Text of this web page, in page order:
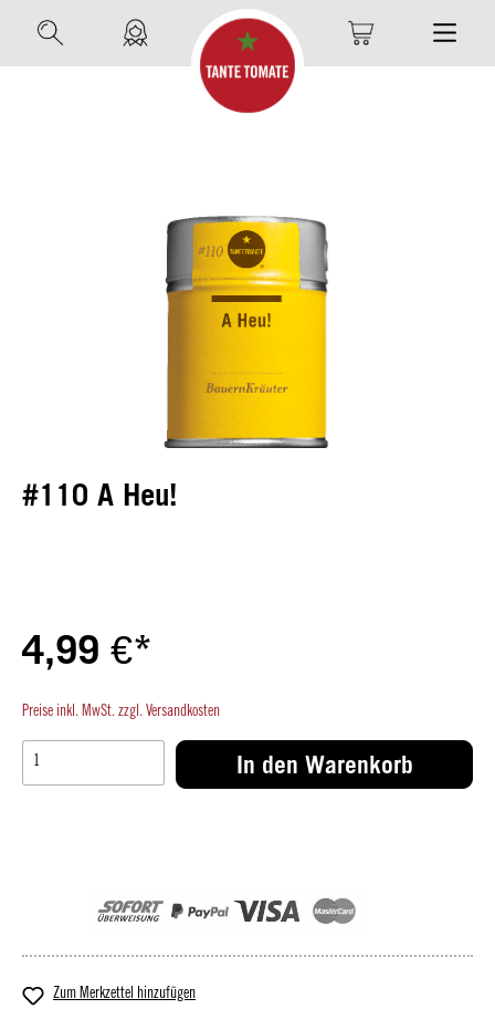
#110 A Heu!
4,99 €*
Preise inkl. MwSt. zzgl. Versandkosten
In den Warenkorb
Zum Merkzettel hinzufügen